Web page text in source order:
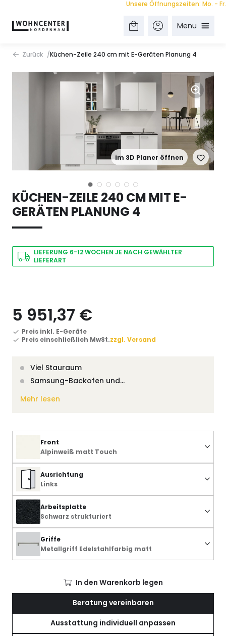
Unsere Öffnungszeiten: Mo. - Fr.
Menü
Zurück Küchen-Zeile 240 cm mit E-Geräten Planung 4
im 3D Planer öffnen
KÜCHEN-ZEILE 240 CM MIT E-
GERÄTEN PLANUNG 4
LIEFERUNG 6-12 WOCHEN JE NACH GEWÄHLTER
LIEFERART
5 951,37 €
Preis inkl. E-Geräte
Preis einschließlich MwSt.zzgl. Versand
Viel Stauraum
Samsung-Backofen und…
Mehr lesen
Front
Alpinweiß matt Touch
Ausrichtung
Links
Arbeitsplatte
Schwarz strukturiert
Griffe
Metallgriff Edelstahlfarbig matt
In den Warenkorb legen
Beratung vereinbaren
Ausstattung individuell anpassen